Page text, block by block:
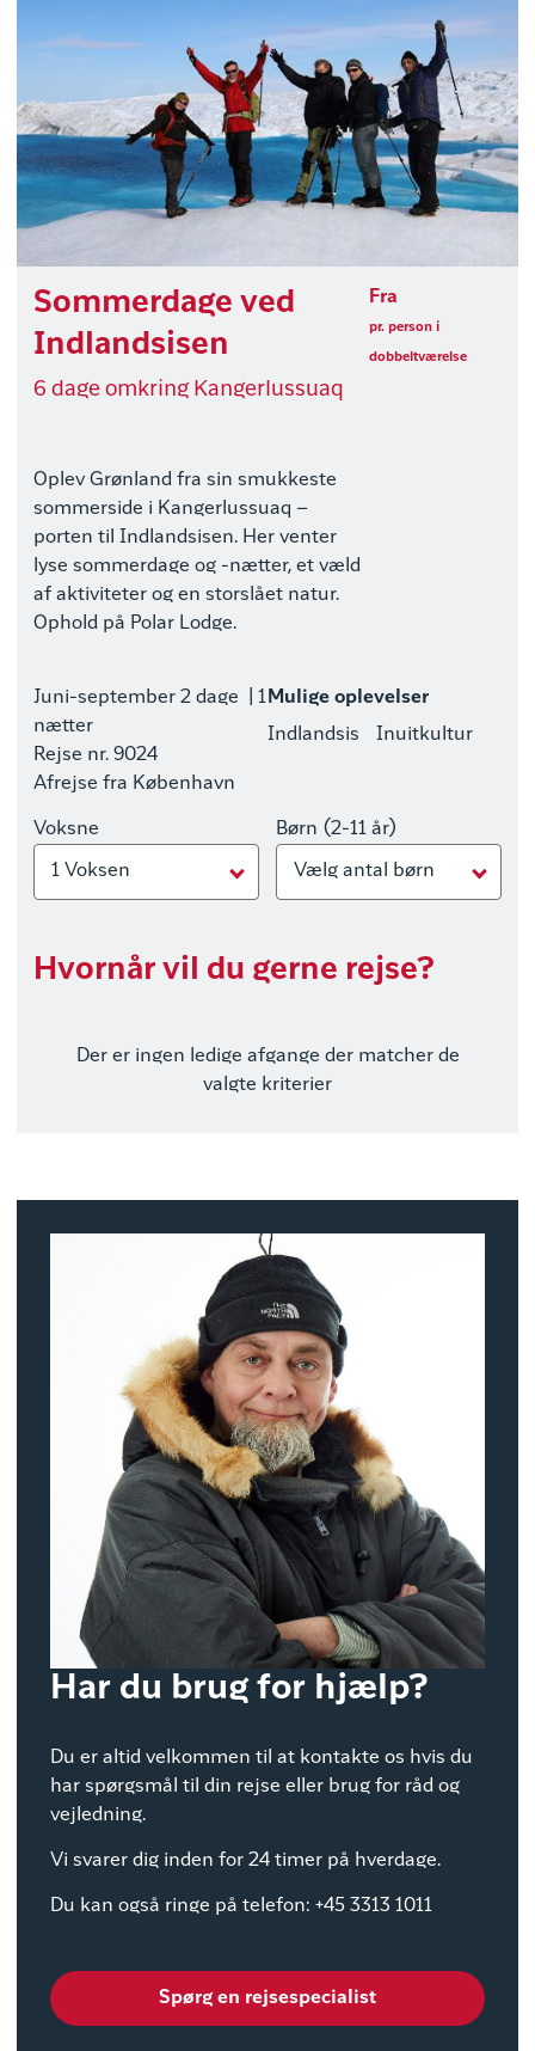
Sommerdage ved
Indlandsisen
6 dage omkring Kangerlussuaq
Oplev Grønland fra sin smukkeste
sommerside i Kangerlussuaq –
porten til Indlandsisen. Her venter
lyse sommerdage og -nætter, et væld
af aktiviteter og en storslået natur.
Ophold på Polar Lodge.
Fra
pr. person i
dobbeltværelse
Juni-september 2 dage
| 1
nætter
Rejse nr. 9024
Afrejse fra København
Mulige oplevelser
Indlandsis Inuitkultur
Voksne
1 Voksen
Børn (2-11 år)
Vælg antal børn
Hvornår vil du gerne rejse?
Der er ingen ledige afgange der matcher de
valgte kriterier
Har du brug for hjælp?
Du er altid velkommen til at kontakte os hvis du
har spørgsmål til din rejse eller brug for råd og
vejledning.
Vi svarer dig inden for 24 timer på hverdage.
Du kan også ringe på telefon: +45 3313 1011
Spørg en rejsespecialist